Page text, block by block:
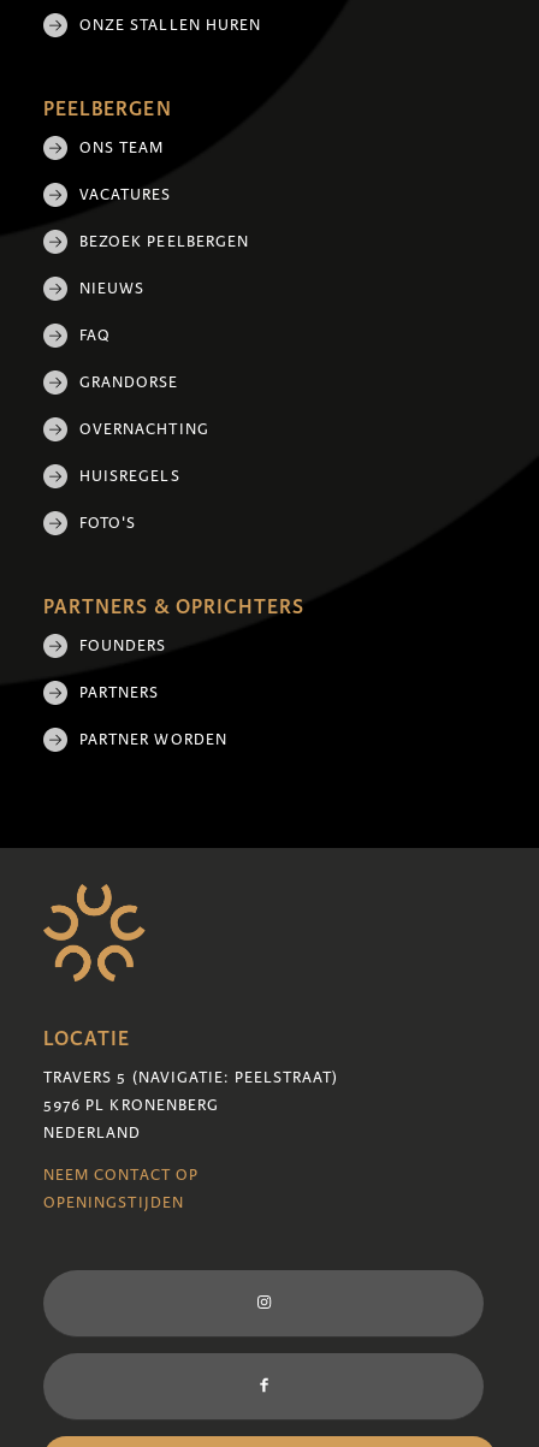
ONZE STALLEN HUREN
PEELBERGEN
ONS TEAM
VACATURES
BEZOEK PEELBERGEN
NIEUWS
FAQ
GRANDORSE
OVERNACHTING
HUISREGELS
FOTO'S
PARTNERS & OPRICHTERS
FOUNDERS
PARTNERS
PARTNER WORDEN
LOCATIE
TRAVERS 5 (NAVIGATIE: PEELSTRAAT)
5976 PL KRONENBERG
NEDERLAND
NEEM CONTACT OP
OPENINGSTIJDEN